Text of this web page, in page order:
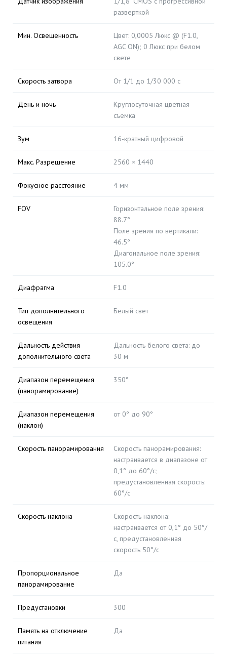
разверткой
Мин. Освещенность
Цвет: 0,0005 Люкс @ (F1.0,
AGC ON); 0 Люкс при белом
свете
Скорость затвора От 1/1 до 1/30 000 с
День и ночь
Круглосуточная цветная
съемка
Зум 16-кратный цифровой
Макс. Разрешение 2560 × 1440
Фокусное расстояние 4 мм
FOV
Горизонтальное поле зрения:
88.7°
Поле зрения по вертикали:
46.5°
Диагональное поле зрения:
105.0°
Диафрагма F1.0
Тип дополнительного
освещения
Белый свет
Дальность действия
дополнительного света
Дальность белого света: до
30 м
Диапазон перемещения
(панорамирование)
350°
Диапазон перемещения
(наклон)
от 0° до 90°
Скорость панорамирования
Скорость панорамирования:
настраивается в диапазоне от
0,1° до 60°/с;
предустановленная скорость:
60°/с
Скорость наклона
Скорость наклона:
настраивается от 0,1° до 50°/
с, предустановленная
скорость 50°/с
Пропорциональное
панорамирование
Да
Предустановки 300
Память на отключение
питания
Да